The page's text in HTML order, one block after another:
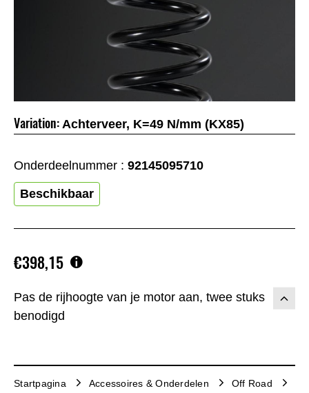
Pas de rijhoogte van je motor aan, twee stuks
benodigd
€398,15
Variation: Achterveer, K=49 N/mm (KX85)
Onderdeelnummer : 92145095710
Beschikbaar
Startpagina Accessoires & Onderdelen
Off Road